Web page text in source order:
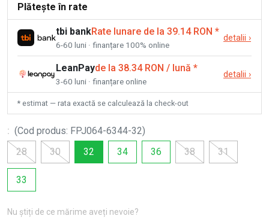
Plătește în rate
tbi bankRate lunare de la 39.14 RON *
6-60 luni · finanțare 100% online
detalii ›
LeanPayde la 38.34 RON / lună *
3-60 luni · finanțare online
detalii ›
* estimat — rata exactă se calculează la check-out
: (Cod produs: FPJ064-6344-32)
28
30 32 34 36 38 31
33
Nu știți de ce mărime aveți nevoie?